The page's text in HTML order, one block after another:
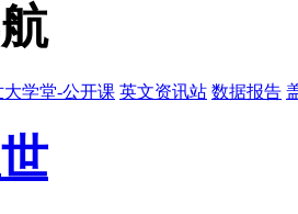
大学堂-公开课 英文资讯站 数据报告